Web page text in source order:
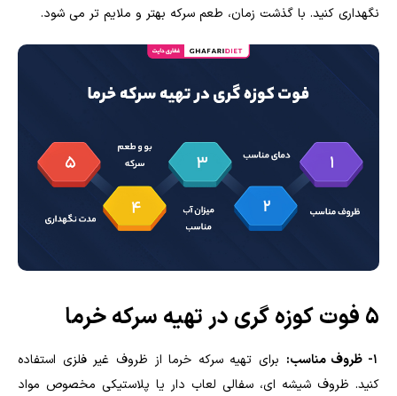
نگهداری کنید. با گذشت زمان، طعم سرکه بهتر و ملایم تر می شود.
5 فوت کوزه گری در تهیه سرکه خرما
1- ظروف مناسب:
برای تهیه سرکه خرما از ظروف غیر فلزی استفاده
کنید. ظروف شیشه ای، سفالی لعاب دار یا پلاستیکی مخصوص مواد